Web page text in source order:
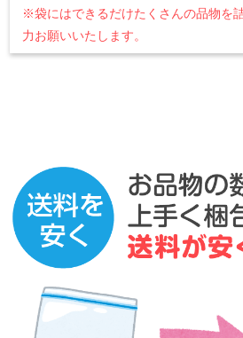
※袋にはできるだけたくさんの品物を
力お願いいたします。